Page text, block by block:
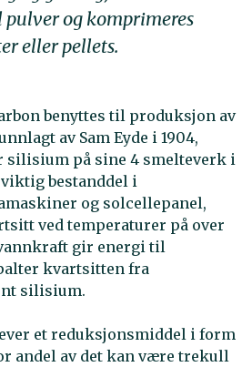
pulver og komprimeres
eller pellets.
benyttes til produksjon av
av Sam Eyde i 1904,
silisium på sine 4 smelteverk i
bestanddel i
og solcellepanel,
ved temperaturer på over
gir energi til
kvartsitten fra
silisium.
et reduksjonsmiddel i form
andel av det kan være trekull